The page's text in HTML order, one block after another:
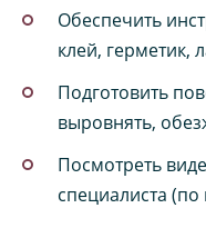
Обеспечить
клей, герметик,
Подготовить
выровнять,
Посмотреть
специалиста